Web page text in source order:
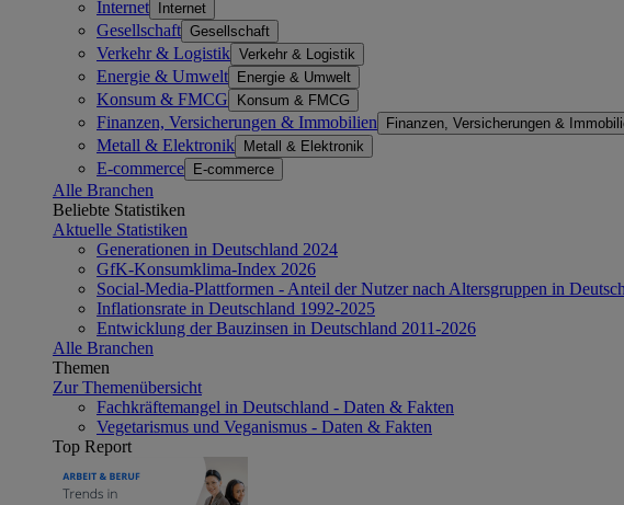
Internet Internet
Gesellschaft Gesellschaft
Verkehr & Logistik Verkehr & Logistik
Energie & Umwelt Energie & Umwelt
Konsum & FMCG Konsum & FMCG
Finanzen, Versicherungen & Immobilien Finanzen, Versicherungen &
Metall & Elektronik Metall & Elektronik
E-commerce E-commerce
Alle Branchen
Beliebte Statistiken
Aktuelle Statistiken
Generationen in Deutschland 2024
GfK-Konsumklima-Index 2026
Social-Media-Plattformen - Anteil der Nutzer nach Altersgruppen in
Inflationsrate in Deutschland 1992-2025
Entwicklung der Bauzinsen in Deutschland 2011-2026
Alle Branchen
Themen
Zur Themenübersicht
Fachkräftemangel in Deutschland - Daten & Fakten
Vegetarismus und Veganismus - Daten & Fakten
Top Report